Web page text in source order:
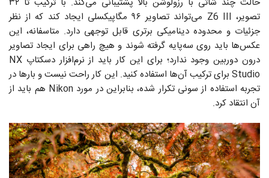
تصویر، Z6 III می‌تواند تصاویر ۹۶ مگاپیکسلی ایجاد کند که از نظر
جزئیات و محدوده دینامیکی برتری قابل توجهی دارد. متاسفانه، این
عکس‌ها باید روی سه‌پایه گرفته شوند و هیچ راهی برای ایجاد تصاویر
درون دوربین وجود ندارد؛ برای این کار باید از نرم‌افزار دسکتاپ NX
Studio برای ترکیب آن‌ها استفاده کنید. این کار راحت نیست و بارها در
تجربه استفاده از سونی تکرار شده، بنابراین در مورد Nikon هم باید از
آن انتقاد کرد.